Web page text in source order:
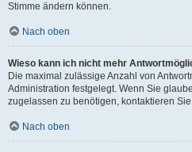
Stimme ändern können.
Nach oben
Wieso kann ich nicht mehr
Die maximal zulässige Anzahl von
Administration festgelegt. Wenn Sie
zugelassen zu benötigen, kontaktieren
Nach oben